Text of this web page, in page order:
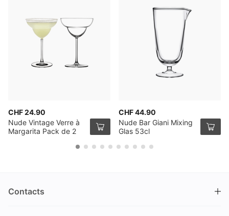
CHF 24.90
Nude Vintage Verre à
Margarita Pack de 2
CHF 44.90
Nude Bar Giani Mixing
Glas 53cl
Contacts